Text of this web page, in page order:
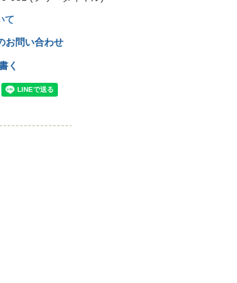
て
お問い合わせ
く